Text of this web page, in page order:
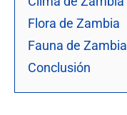
Flora de Zambia
Fauna de Zambia
Conclusión